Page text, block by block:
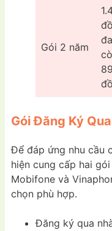
Gói 2 năm
Gói Đăng Ký
Để đáp ứng nhu cầu
hiện cung cấp hai
Mobifone và
chọn phù hợp.
Đăng ký qua